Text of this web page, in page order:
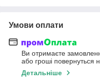
Умови оплати
Ви отримаєте
або гроші повернуться
Детальніше